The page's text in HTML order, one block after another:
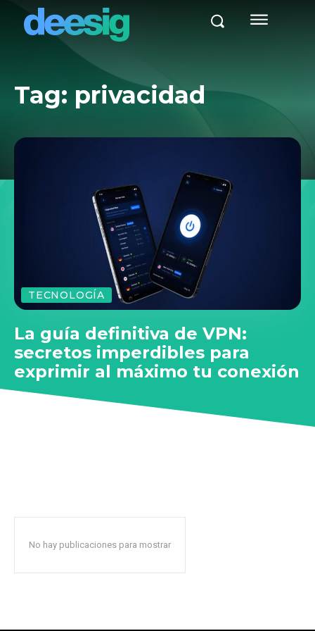
Tag: privacidad
TECNOLOGÍA
La guía definitiva de VPN:
secretos imperdibles para
exprimir al máximo tu conexión
No hay publicaciones para mostrar